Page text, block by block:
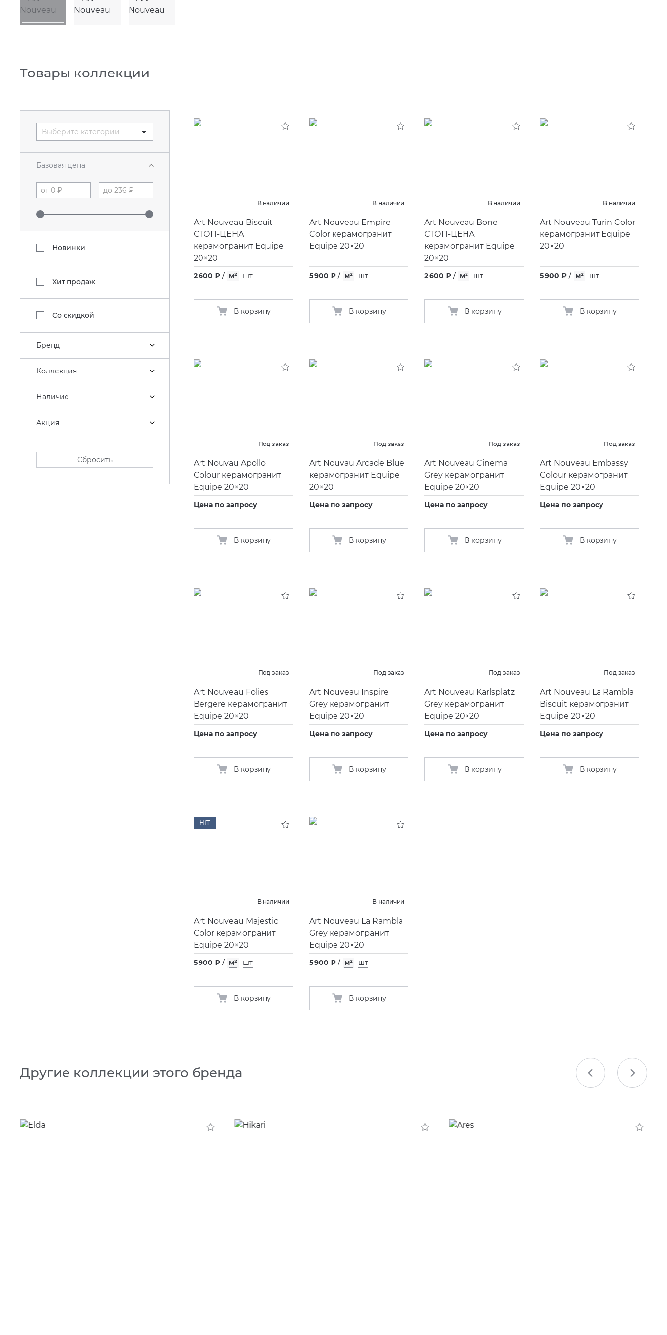
Товары коллекции
Выберите категории
Базовая цена
Новинки
Хит продаж
Со скидкой
Бренд
Коллекция
Наличие
Акция
Сбросить
В наличии
Art Nouveau Biscuit
СТОП-ЦЕНА
керамогранит Equipe
20×20
2 600 ₽ / м² шт
В корзину
В наличии
Art Nouveau Empire
Color керамогранит
Equipe 20×20
5 900 ₽ / м² шт
В корзину
В наличии
Art Nouveau Bone
СТОП-ЦЕНА
керамогранит Equipe
20×20
2 600 ₽ / м² шт
В корзину
В наличии
Art Nouveau Turin Color
керамогранит Equipe
20×20
5 900 ₽ / м² шт
В корзину
Под заказ
Art Nouvau Apollo
Colour керамогранит
Equipe 20×20
Цена по запросу
В корзину
Под заказ
Art Nouvau Arcade Blue
керамогранит Equipe
20×20
Цена по запросу
В корзину
Под заказ
Art Nouveau Cinema
Grey керамогранит
Equipe 20×20
Цена по запросу
В корзину
Под заказ
Art Nouveau Embassy
Colour керамогранит
Equipe 20×20
Цена по запросу
В корзину
Под заказ
Art Nouveau Folies
Bergere керамогранит
Equipe 20×20
Цена по запросу
В корзину
Под заказ
Art Nouveau Inspire
Grey керамогранит
Equipe 20×20
Цена по запросу
В корзину
Под заказ
Art Nouveau Karlsplatz
Grey керамогранит
Equipe 20×20
Цена по запросу
В корзину
Под заказ
Art Nouveau La Rambla
Biscuit керамогранит
Equipe 20×20
Цена по запросу
В корзину
HIT
В наличии
Art Nouveau Majestic
Color керамогранит
Equipe 20×20
5 900 ₽ / м² шт
В корзину
В наличии
Art Nouveau La Rambla
Grey керамогранит
Equipe 20×20
5 900 ₽ / м² шт
В корзину
Другие коллекции этого бренда